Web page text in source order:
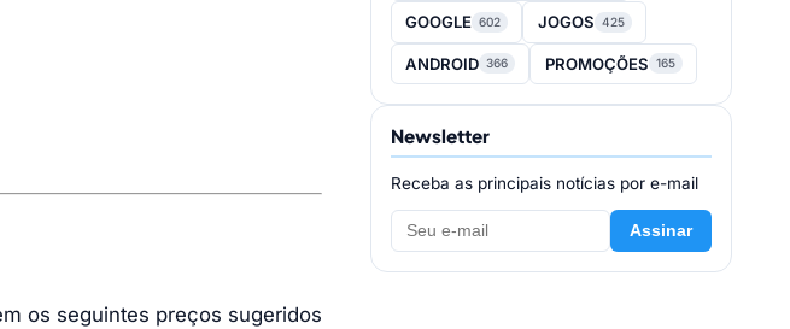
os seguintes preços sugeridos
GOOGLE 602 JOGOS 425
ANDROID 366 PROMOÇÕES 165
Newsletter
Receba as principais notícias por e-mail
Assinar